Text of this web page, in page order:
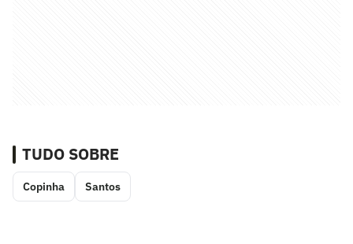
TUDO SOBRE
Copinha Santos